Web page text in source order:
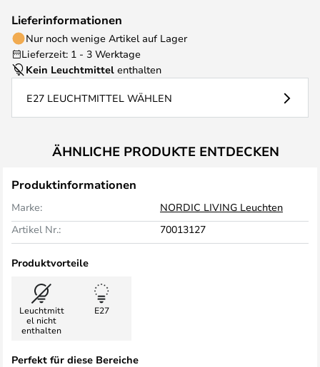
Lieferinformationen
Nur noch wenige Artikel auf Lager
Lieferzeit: 1 - 3 Werktage
Kein Leuchtmittel enthalten
E27 LEUCHTMITTEL WÄHLEN
ÄHNLICHE PRODUKTE ENTDECKEN
Produktinformationen
Marke:
NORDIC LIVING Leuchten
Artikel Nr.:
70013127
Produktvorteile
Leuchtmitt
el nicht
enthalten
E27
Perfekt für diese Bereiche